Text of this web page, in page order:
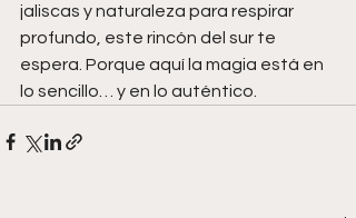
jaliscas y naturaleza para respirar
profundo, este rincón del sur te
espera. Porque aquí la magia está en
lo sencillo… y en lo auténtico.